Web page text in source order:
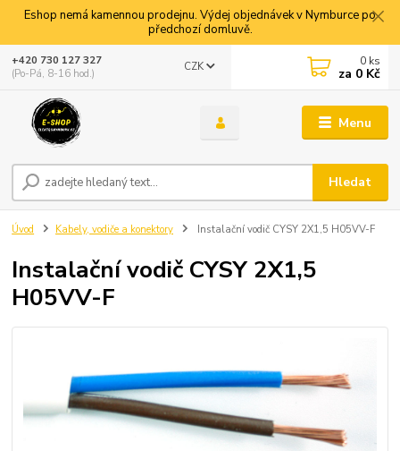
Eshop nemá kamennou prodejnu. Výdej objednávek v Nymburce po
předchozí domluvě.
Menu
CZK
Hledat
+420 730 127 327
(Po-Pá, 8-16 hod.)
0 ks
za 0 Kč
Úvod Kabely, vodiče a konektory Instalační vodič CYSY 2X1,5 H05VV-F
Instalační vodič CYSY 2X1,5
H05VV-F